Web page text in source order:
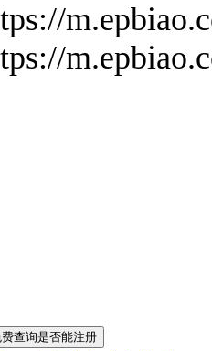
查询是否能注册